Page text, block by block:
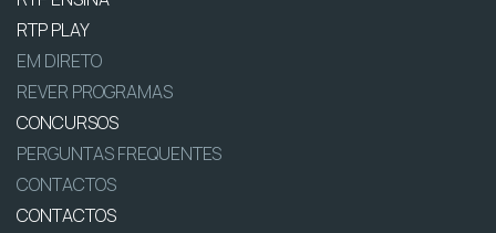
RTP PLAY
EM DIRETO
REVER PROGRAMAS
CONCURSOS
PERGUNTAS FREQUENTES
CONTACTOS
CONTACTOS